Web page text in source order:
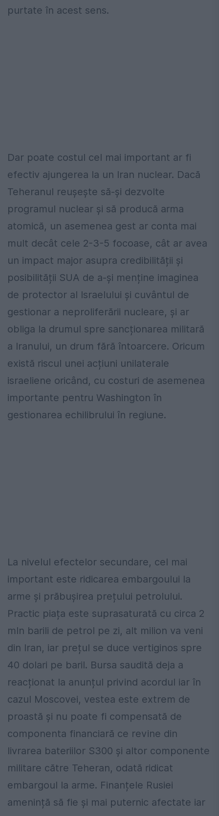
purtate în acest sens.
Dar poate costul cel mai important ar fi
efectiv ajungerea la un Iran nuclear. Dacă
Teheranul reușește să-și dezvolte
programul nuclear și să producă arma
atomică, un asemenea gest ar conta mai
mult decât cele 2-3-5 focoase, cât ar avea
un impact major asupra credibilității și
posibilității SUA de a-și menține imaginea
de protector al Israelului și cuvântul de
gestionar a neproliferării nucleare, și ar
obliga la drumul spre sancționarea militară
a Iranului, un drum fără întoarcere. Oricum
există riscul unei acțiuni unilaterale
israeliene oricând, cu costuri de asemenea
importante pentru Washington în
gestionarea echilibrului în regiune.
La nivelul efectelor secundare, cel mai
important este ridicarea embargoului la
arme și prăbușirea prețului petrolului.
Practic piața este suprasaturată cu circa 2
mln barili de petrol pe zi, alt milion va veni
din Iran, iar prețul se duce vertiginos spre
40 dolari pe baril. Bursa saudită deja a
reacționat la anunțul privind acordul iar în
cazul Moscovei, vestea este extrem de
proastă și nu poate fi compensată de
componenta financiară ce revine din
livrarea bateriilor S300 și altor componente
militare către Teheran, odată ridicat
embargoul la arme. Finanțele Rusiei
amenință să fie și mai puternic afectate iar